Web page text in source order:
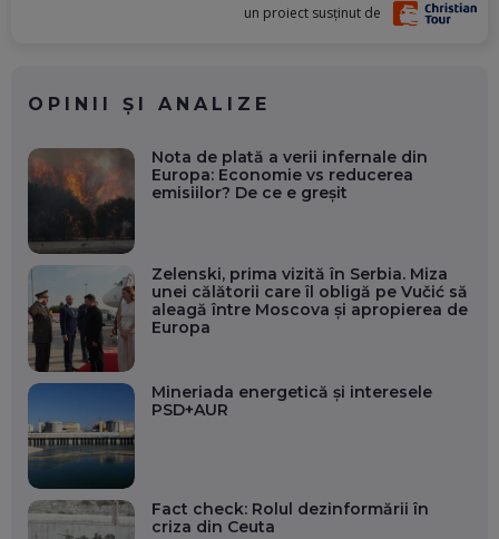
un proiect susținut de
OPINII ȘI ANALIZE
Nota de plată a verii infernale din
Europa: Economie vs reducerea
emisiilor? De ce e greșit
Zelenski, prima vizită în Serbia. Miza
unei călătorii care îl obligă pe Vučić să
aleagă între Moscova și apropierea de
Europa
Mineriada energetică și interesele
PSD+AUR
Fact check: Rolul dezinformării în
criza din Ceuta